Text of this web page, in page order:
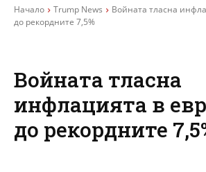
Начало Trump News
Войната тласна
до рекордните 7,5%
Войната тласна
инфлацията в
до рекордните